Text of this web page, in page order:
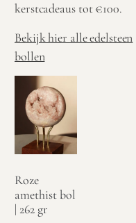
kerstcadeaus tot €100.
Bekijk hier alle edelsteen
bollen
Roze
amethist bol
| 262 gr